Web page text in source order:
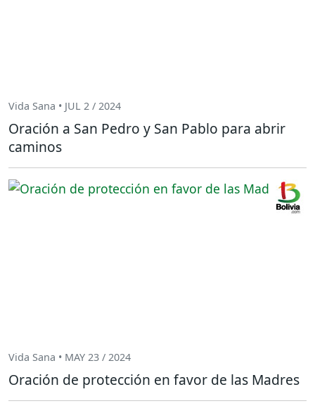
Vida Sana • JUL 2 / 2024
Oración a San Pedro y San Pablo para abrir
caminos
Vida Sana • MAY 23 / 2024
Oración de protección en favor de las Madres